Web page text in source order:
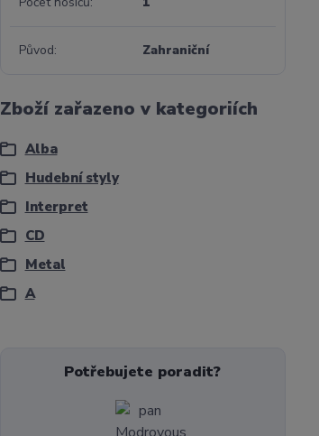
Původ Zahraniční
Zboží zařazeno v kategoriích
Alba
Hudební styly
Interpret
CD
Metal
A
Potřebujete poradit?